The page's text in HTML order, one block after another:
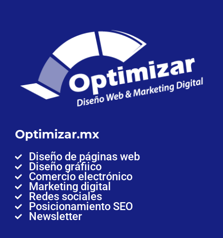
Optimizar.mx
Diseño de páginas web
Diseño gráfiico
Comercio electrónico
Marketing digital
Redes sociales
Posicionamiento SEO
Newsletter